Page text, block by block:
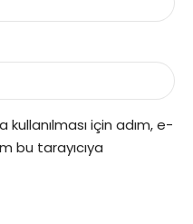
için adım, e-
bu tarayıcıya